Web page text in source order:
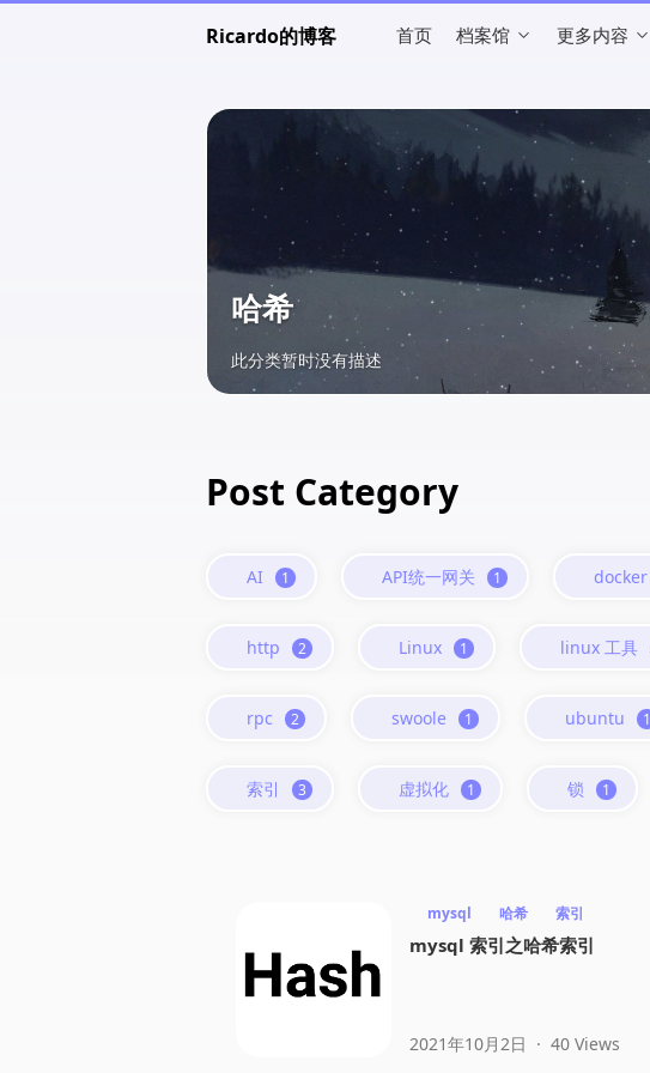
Ricardo的博客 首页 档案馆 更多内容
哈希
此分类暂时没有描述
Post Category
AI 1 API统一网关 1 docker
http 2 Linux 1 linux 工具
rpc 2 swoole 1 ubuntu 1
索引 3 虚拟化 1 锁 1
mysql 哈希 索引
mysql 索引之哈希索引
2021年10月2日 · 40 Views